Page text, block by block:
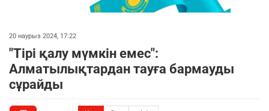
20 наурыз 2024, 17:22
"Тірі қалу мүмкін емес":
Алматылықтардан тауға бармауды
сұрайды